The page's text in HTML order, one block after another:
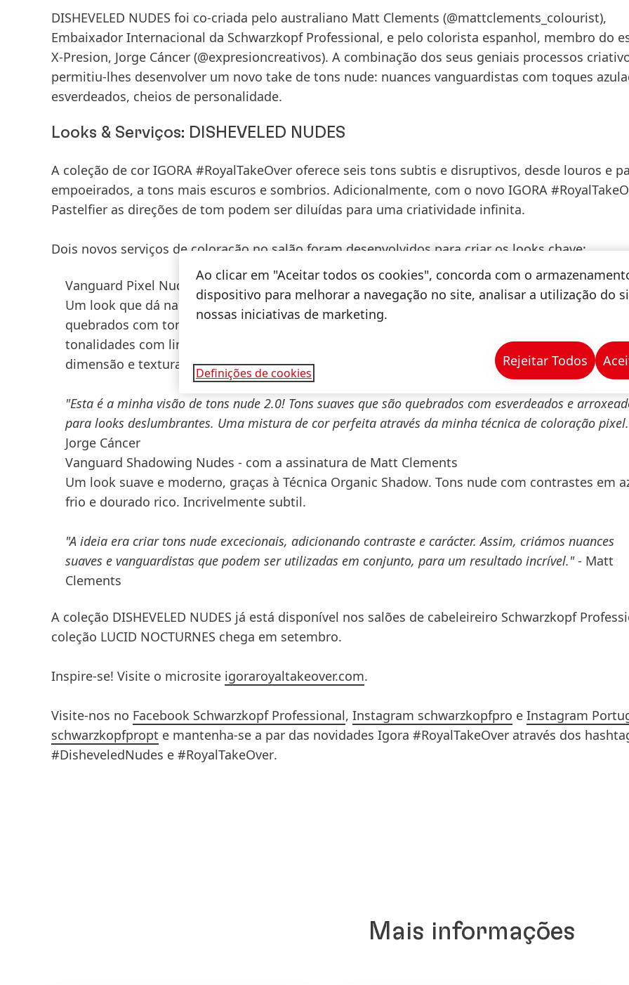
DISHEVELED NUDES foi co-criada pelo australiano Matt Clements (@mattclements_colourist),
Embaixador Internacional da Schwarzkopf Professional, e pelo colorista espanhol, membro do
X-Presion, Jorge Cáncer (@expresioncreativos). A combinação dos seus geniais processos
permitiu-lhes desenvolver um novo take de tons nude: nuances vanguardistas com toques
esverdeados, cheios de personalidade.
Looks & Serviços: DISHEVELED NUDES
A coleção de cor IGORA #RoyalTakeOver oferece seis tons subtis e disruptivos, desde louros e
empoeirados, a tons mais escuros e sombrios. Adicionalmente, com o novo IGORA
Pastelfier as direções de tom podem ser diluídas para uma criatividade infinita.
Dois novos serviços de coloração no salãoforam desenvolvidos para criar os looks chave:
Vanguard Pixel Nudes - com a assinatura de Jorge Cáncer
Um look que dá nas vistas, viral, criado recorrendo à Técnica Organic Pixel. Tons suaves,
quebrados com tons esverdeados e arroxeados, para looks deslumbrantes. Disposição de
tonalidades com linhas gráficas e penetrantes, em graduações de cor orgânicas que
dimensão e textura.
"Esta é a minha visão de tons nude 2.0! Tons suaves que são quebrados com esverdeados e
para looks deslumbrantes. Uma mistura de cor perfeita através da minha técnica de coloração
Jorge Cáncer
Vanguard Shadowing Nudes - com a assinatura de Matt Clements
Um look suave e moderno, graças à Técnica Organic Shadow. Tons nude com contrastes em
frio e dourado rico. Incrivelmente subtil.
"A ideia era criar tons nude excecionais, adicionando contraste e carácter. Assim, criámos nuances
suaves e vanguardistas que podem ser utilizadas em conjunto, para um resultado incrível."- Matt
Clements
A coleção DISHEVELED NUDES já está disponível nos salões de cabeleireiro Schwarzkopf
coleção LUCID NOCTURNES chega em setembro.
Inspire-se! Visite o microsite igoraroyaltakeover.com.
Visite-nos no Facebook Schwarzkopf Professional, Instagram schwarzkopfpro e Instagram
schwarzkopfpropt e mantenha-se a par das novidades Igora #RoyalTakeOver através dos
#DisheveledNudes e #RoyalTakeOver.
Mais informações
Ao clicar em "Aceitar todos os cookies", concorda com o
dispositivo para melhorar a navegação no site, analisar a utilização do
nossas iniciativas de marketing.
Definições de cookies
Rejeitar Todos